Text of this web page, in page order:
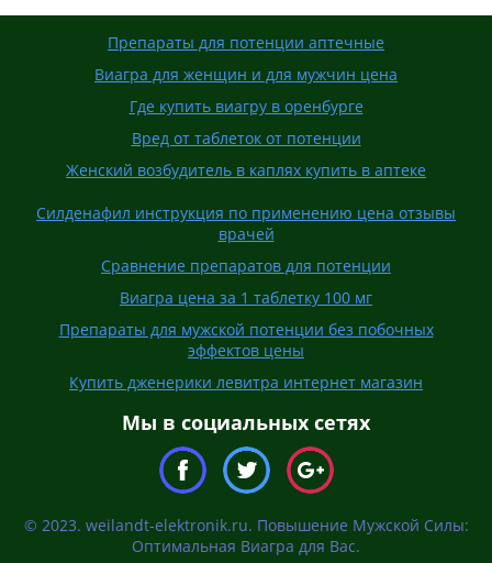
Препараты для потенции аптечные
Виагра для женщин и для мужчин цена
Где купить виагру в оренбурге
Вред от таблеток от потенции
Женский возбудитель в каплях купить в аптеке
Силденафил инструкция по применению цена отзывы
врачей
Сравнение препаратов для потенции
Виагра цена за 1 таблетку 100 мг
Препараты для мужской потенции без побочных
эффектов цены
Купить дженерики левитра интернет магазин
Мы в социальных сетях
© 2023. weilandt-elektronik.ru. Повышение Мужской Силы:
Оптимальная Виагра для Вас.